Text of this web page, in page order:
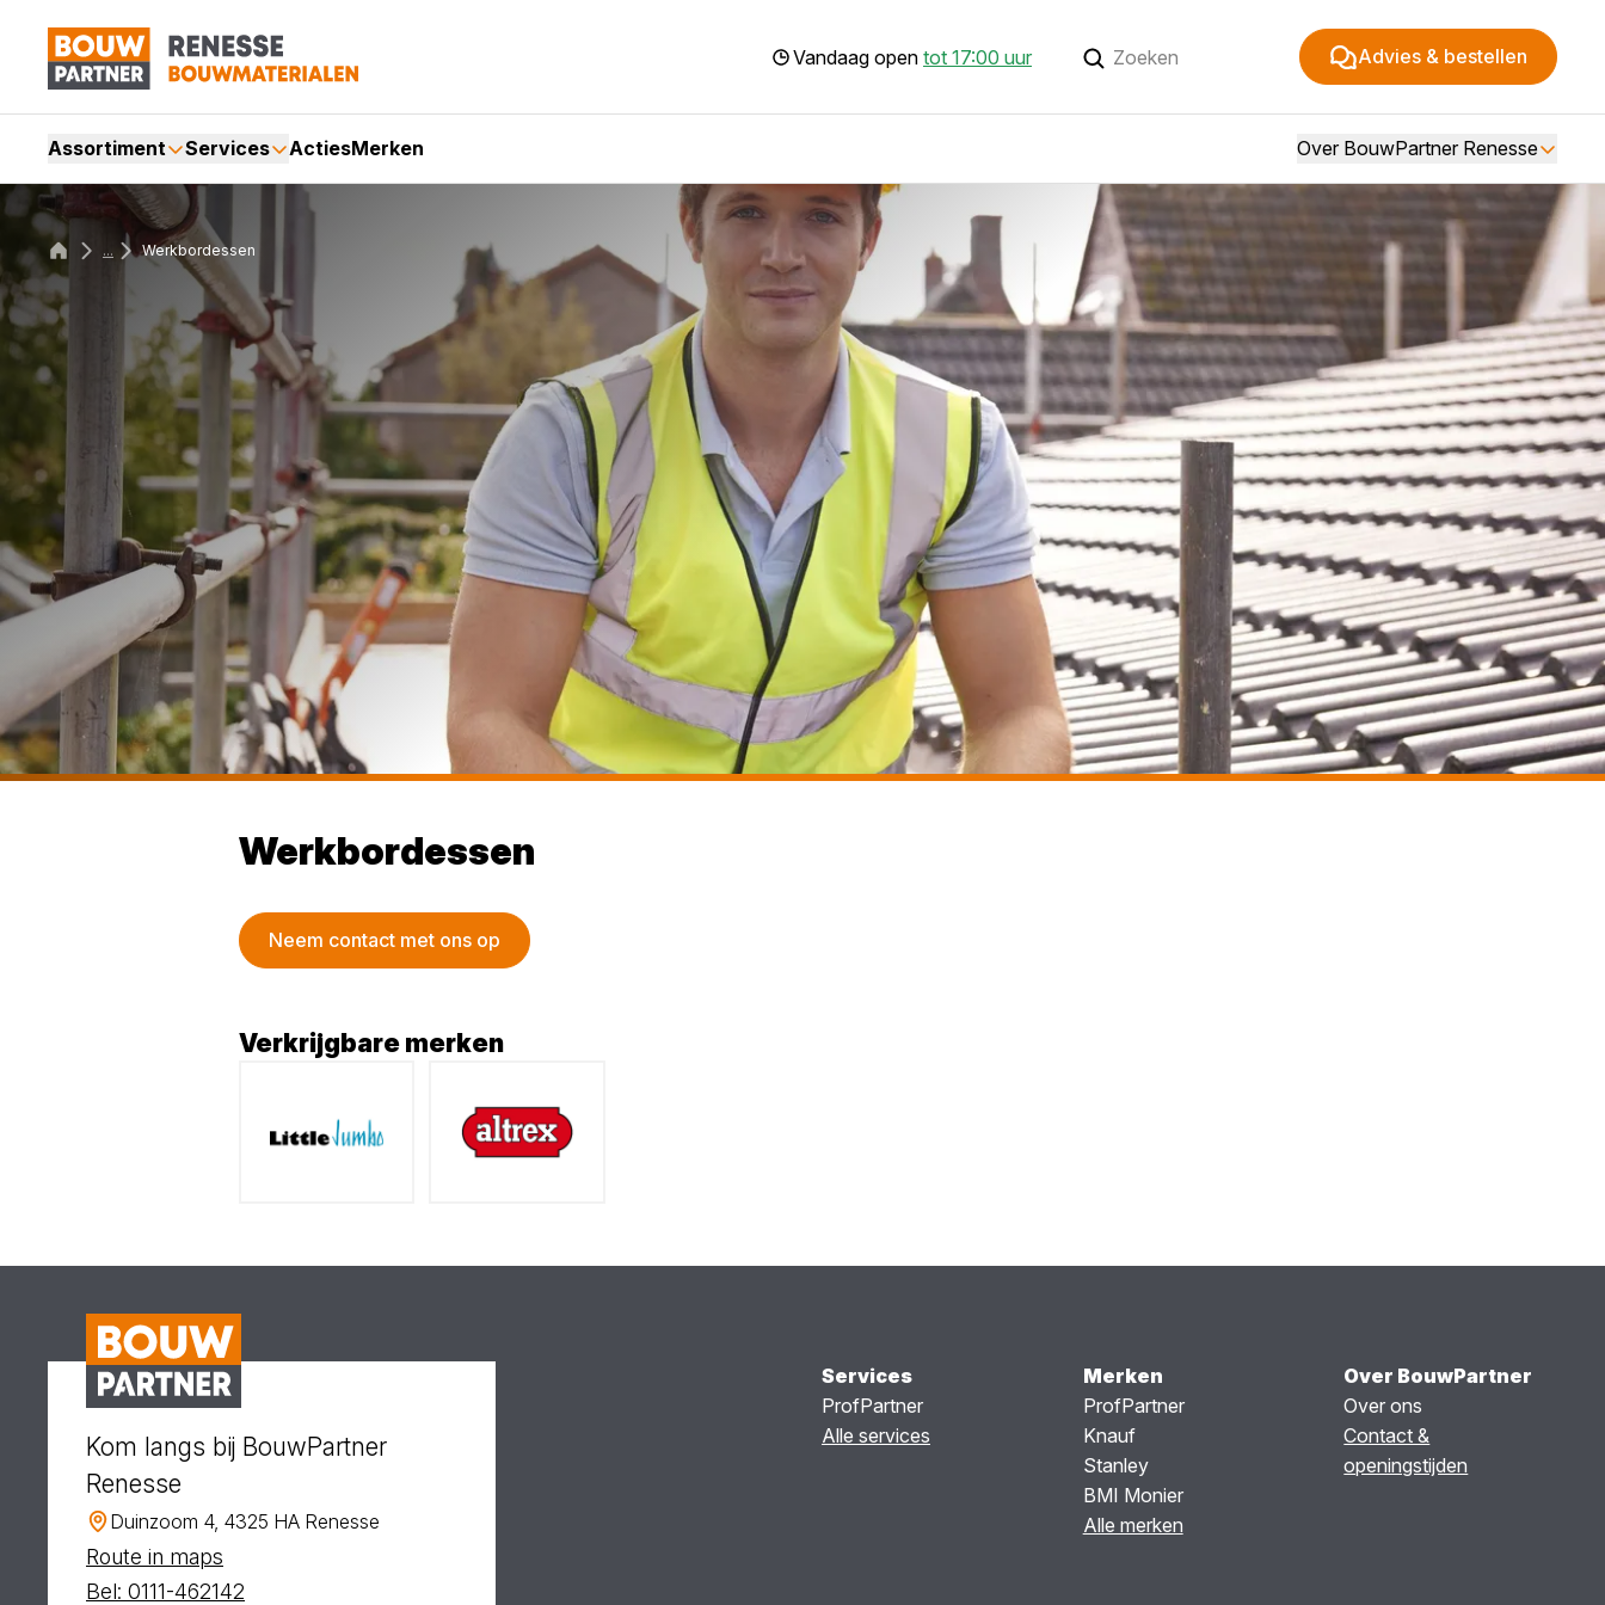
Vandaag open tot 17:00 uur Advies & bestellen
Assortiment Services ActiesMerken Over BouwPartner Renesse
... Werkbordessen
Werkbordessen
Neem contact met ons op
Verkrijgbare merken
Kom langs bij BouwPartner
Renesse
Duinzoom 4, 4325 HA Renesse
Route in maps
Bel: 0111-462142
Services
ProfPartner
Alle services
Merken
ProfPartner
Knauf
Stanley
BMI Monier
Alle merken
Over BouwPartner
Over ons
Contact &
openingstijden